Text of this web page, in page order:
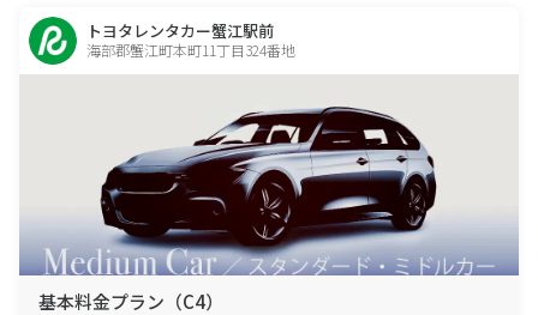
トヨタレンタカー蟹江駅前
海部郡蟹江町本町11丁目324番地
基本料金プラン（C4）